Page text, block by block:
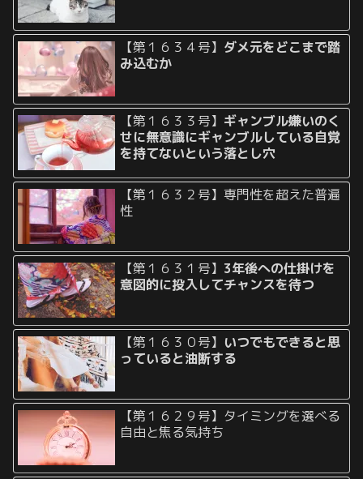
【第１６３４号】 ダメ元をどこまで踏
み込むか
【第１６３３号】 ギャンブル嫌いのく
せに無意識にギャンブルしている自覚
を持てないという落とし穴
【第１６３２号】専門性を超えた普遍
性
【第１６３１号】 3年後への仕掛けを
意図的に投入してチャンスを待つ
【第１６３０号】 いつでもできると思
っていると油断する
【第１６２９号】タイミングを選べる
自由と焦る気持ち